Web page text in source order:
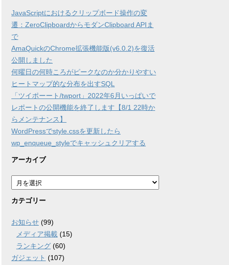
JavaScriptにおけるクリップボード操作の変
遷：ZeroClipboardからモダンClipboard APIま
で
AmaQuickのChrome拡張機能版(v6.0.2)を復活
公開しました
何曜日の何時ころがピークなのか分かりやすい
ヒートマップ的な分布を出すSQL
「ツイポーート/twport」2022年6月いっぱいで
レポートの公開機能を終了します【8/1 22時か
らメンテナンス】
WordPressでstyle.cssを更新したら
wp_enqueue_styleでキャッシュクリアする
アーカイブ
ア
ー
カ
ブ
カテゴリー
お知らせ (99)
メディア掲載 (15)
ランキング (60)
ガジェット (107)